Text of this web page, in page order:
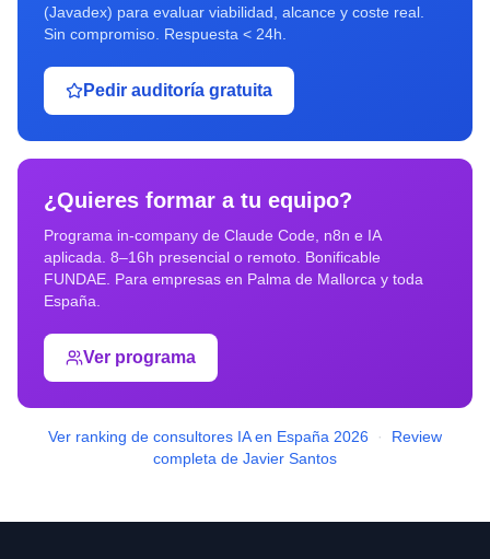
(Javadex) para evaluar viabilidad, alcance y coste real.
Sin compromiso. Respuesta < 24h.
Pedir auditoría gratuita
¿Quieres formar a tu equipo?
Programa in-company de Claude Code, n8n e IA
aplicada. 8–16h presencial o remoto. Bonificable
FUNDAE. Para empresas en Palma de Mallorca y toda
España.
Ver programa
Ver ranking de consultores IA en España 2026 ·
Review
completa de Javier Santos